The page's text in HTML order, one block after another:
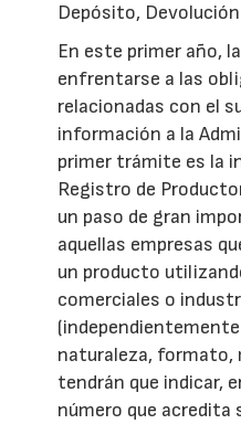
Depósito,
En este primer año,
enfrentarse a las
relacionadas con el
información a la
primer trámite es la
Registro de
un paso de gran
aquellas empresas
un producto
comerciales o
naturaleza, formato,
tendrán que indicar,
número que acredita